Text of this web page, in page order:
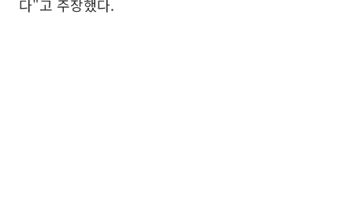
다"고 주장했다.